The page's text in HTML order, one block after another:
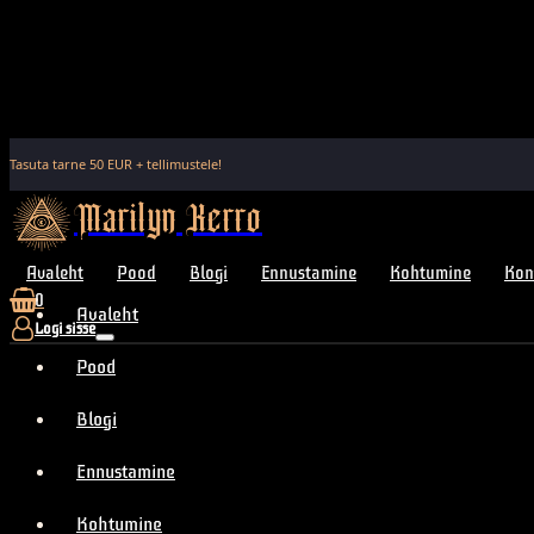
Tasuta tarne 50 EUR + tellimustele!
Marilyn Kerro
Avaleht Pood Blogi Ennustamine Kohtumine
0
Logi sisse
Avaleht
Pood
Blogi
Ennustamine
Kohtumine